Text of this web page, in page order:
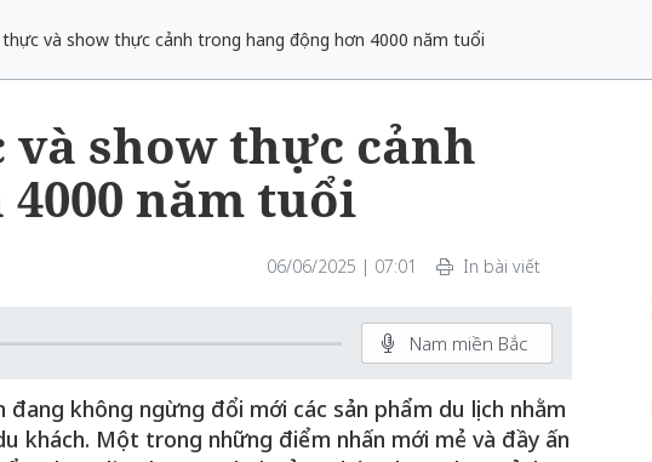
và show thực cảnh trong hang động hơn 4000 năm tuổi
show thực cảnh
năm tuổi
06/06/2025 | 07:01 In bài viết
Nam miền Bắc
không ngừng đổi mới các sản phẩm du lịch nhằm
khách. Một trong những điểm nhấn mới mẻ và đầy ấn